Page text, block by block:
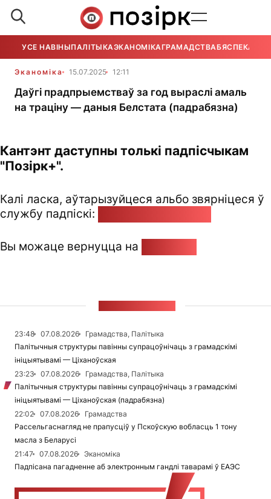
УСЕ НАВІНЫПАЛІТЫКАЭКАНОМІКАГРАМАДСТВАБЯСПЕКА
Эканоміка 15.07.2025 12:11
Даўгі прадпрыемстваў за год выраслі амаль
на траціну — даныя Белстата (падрабязна)
Кантэнт даступны толькі падпісчыкам
"Позірк+".
Калі ласка, аўтарызуйцеся альбо звярніцеся ў
службу падпіскі:
Вы можаце вернуцца на
23:48 07.08.2026
Грамадства, Палітыка
Палітычныя структуры павінны супрацоўнічаць з грамадскімі
ініцыятывамі — Ціханоўская
23:23
07.08.2026
Грамадства, Палітыка
Палітычныя структуры павінны супрацоўнічаць з грамадскімі
ініцыятывамі — Ціханоўская (падрабязна)
22:02
07.08.2026
Грамадства
Рассельгаснагляд не прапусціў у Пскоўскую вобласць 1 тону
масла з Беларусі
21:47
07.08.2026
Эканоміка
Падпісана пагадненне аб электронным гандлі таварамі ў ЕАЭС